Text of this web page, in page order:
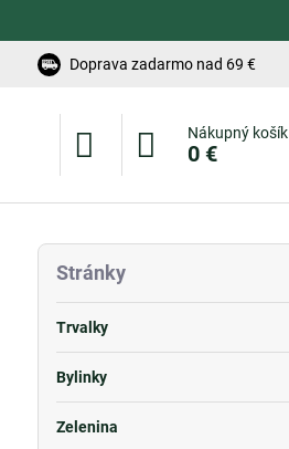
Doprava zadarmo nad 69 €
Nákupný košík
0 €
Stránky
Trvalky
Bylinky
Zelenina